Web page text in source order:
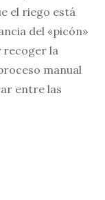
el riego está
del «picón»
recoger la
manual
entre las